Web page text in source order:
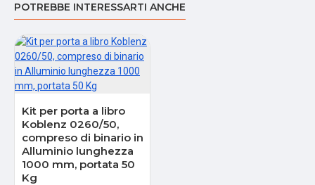
POTREBBE INTERESSARTI ANCHE
Kit per porta a libro
Koblenz 0260/50,
compreso di binario in
Alluminio lunghezza
1000 mm, portata 50
Kg